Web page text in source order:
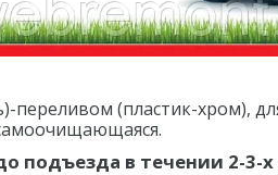
(пластик-хром),
подъезда в течении 2-3-